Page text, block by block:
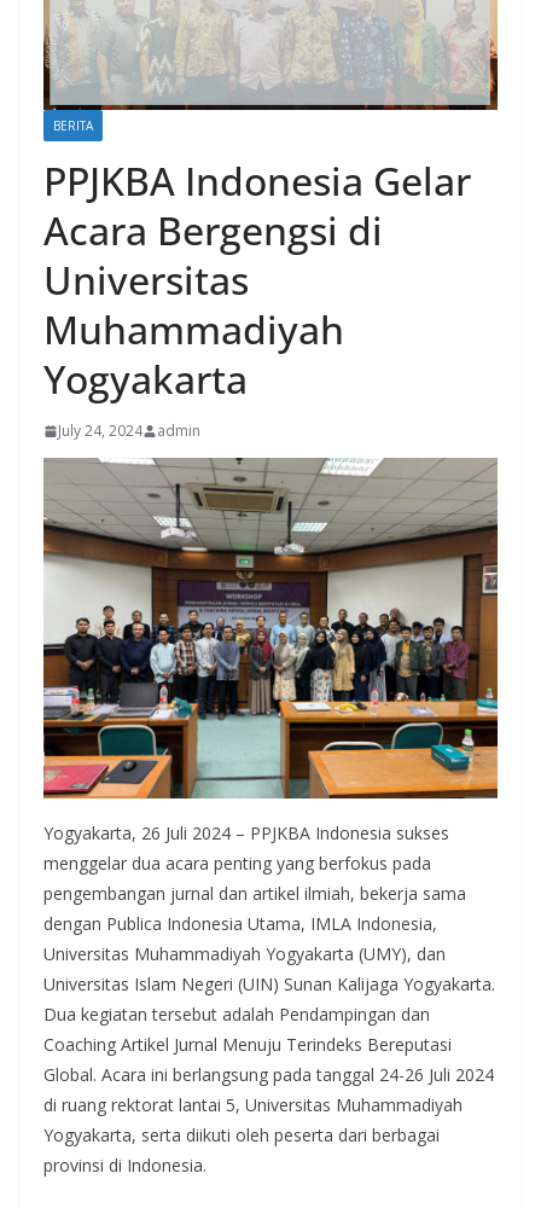
BERITA
PPJKBA Indonesia Gelar
Acara Bergengsi di
Universitas
Muhammadiyah
Yogyakarta
July 24, 2024 admin
Yogyakarta, 26 Juli 2024 – PPJKBA Indonesia sukses
menggelar dua acara penting yang berfokus pada
pengembangan jurnal dan artikel ilmiah, bekerja sama
dengan Publica Indonesia Utama, IMLA Indonesia,
Universitas Muhammadiyah Yogyakarta (UMY), dan
Universitas Islam Negeri (UIN) Sunan Kalijaga Yogyakarta.
Dua kegiatan tersebut adalah Pendampingan dan
Coaching Artikel Jurnal Menuju Terindeks Bereputasi
Global. Acara ini berlangsung pada tanggal 24-26 Juli 2024
di ruang rektorat lantai 5, Universitas Muhammadiyah
Yogyakarta, serta diikuti oleh peserta dari berbagai
provinsi di Indonesia.